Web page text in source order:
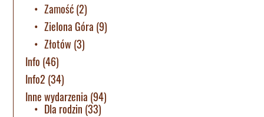
Zamość(2)
Zielona Góra (9)
Złotów (3)
Info (46)
Info2 (34)
Inne wydarzenia (94)
Dla rodzin (33)